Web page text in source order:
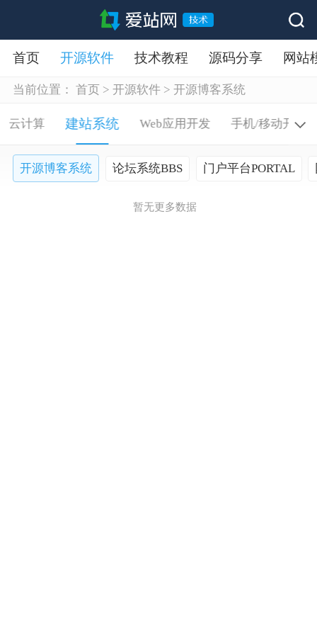
首页 开源软件 技术教程 源码分享 网站
当前位置： 首页 > 开源软件 > 开源博客系统
云计算 建站系统 Web应用开发 手机/移动开发
开源博客系统 论坛系统BBS 门户平台PORTAL
暂无更多数据